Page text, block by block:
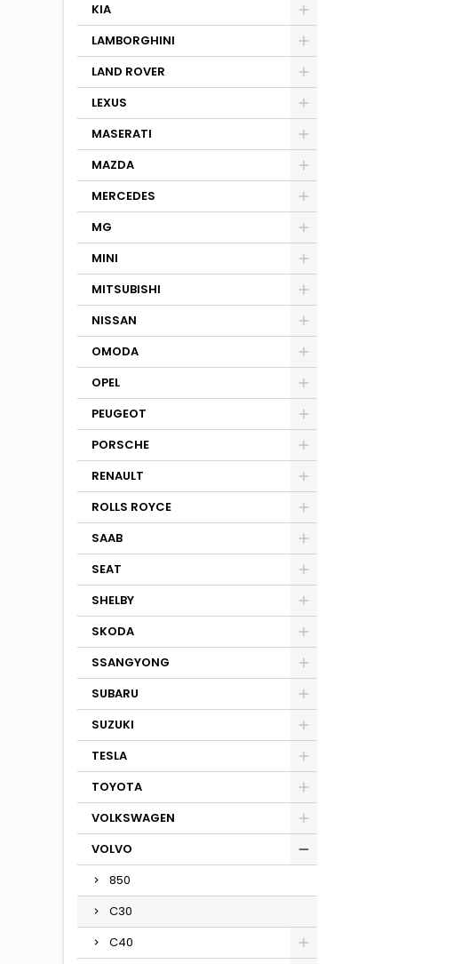
KIA
LAMBORGHINI
LAND ROVER
LEXUS
MASERATI
MAZDA
MERCEDES
MG
MINI
MITSUBISHI
NISSAN
OMODA
OPEL
PEUGEOT
PORSCHE
RENAULT
ROLLS ROYCE
SAAB
SEAT
SHELBY
SKODA
SSANGYONG
SUBARU
SUZUKI
TESLA
TOYOTA
VOLKSWAGEN
VOLVO
850
C30
C40